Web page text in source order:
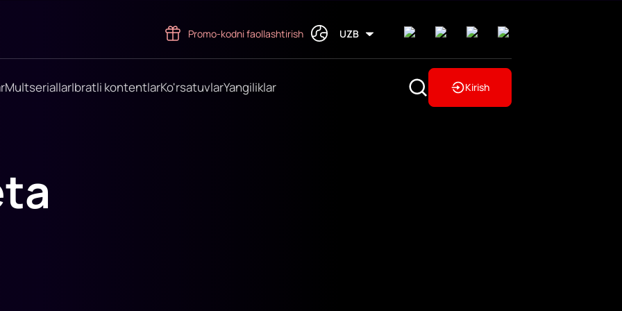
Promo-kodni faollashtirish UZB
MultseriallarIbratli kontentlarKo'rsatuvlarYangiliklar Kirish